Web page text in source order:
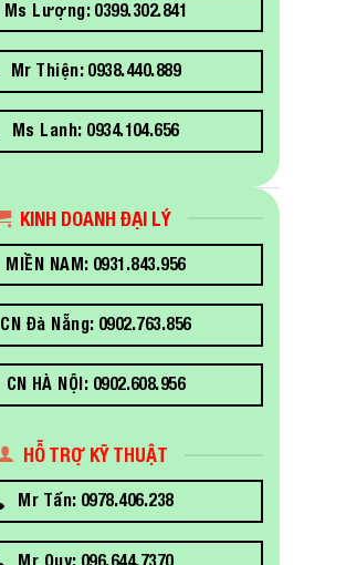
Ms Lượng: 0399.302.841
Mr Thiện: 0938.440.889
Ms Lanh: 0934.104.656
KINH DOANH ĐẠI LÝ
MIỀN NAM: 0931.843.956
CN Đà Nẵng: 0902.763.856
CN HÀ NỘI: 0902.608.956
HỖ TRỢ KỸ THUẬT
Mr Tấn: 0978.406.238
Mr Quy: 096.644.7370